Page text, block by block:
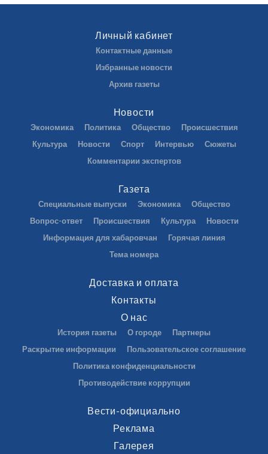
Личный кабинет
Контактные данные
Избранные новости
Архив газеты
Новости
Экономика Политика Общество
Происшествия
Культура
Новости Спорт Интервью
Сюжеты
Комментарии экспертов
Газета
Специальные выпуски Экономика
Общество
Вопрос-ответ
Происшествия Культура
Новости
Информация для хабаровчан
Горячая линия
Тема номера
Доставка и оплата
Контакты
О нас
История газеты О городе
Партнеры
Раскрытие информации
Пользовательское соглашение
Политика конфиденциальности
Противодействие коррупции
Вести-официально
Реклама
Галерея